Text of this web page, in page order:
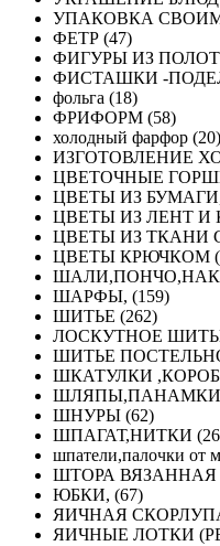
УПАКОВКА
ФЕТР (47)
ФИГУРЫ ИЗ
ФИСТАШКИ -
фольга (18)
ФРИФОРМ (58)
холодный фарфор (20)
ИЗГОТОВЛЕНИЕ
ЦВЕТОЧНЫЕ
ЦВЕТЫ ИЗ БУМАГИ,
ЦВЕТЫ ИЗ ЛЕНТ И
ЦВЕТЫ ИЗ ТКАНИ
ЦВЕТЫ КРЮЧКОМ
ШАРФЫ, (159)
ШИТЬЕ (262)
ЛОСКУТНОЕ
ШИТЬЕ
ШКАТУЛКИ
ШНУРЫ (62)
ШПАГАТ,НИТКИ
шпатели,палочки от
ШТОРА ВЯЗАННАЯ
ЮБКИ, (67)
ЯИЧНАЯ
ЯИЧНЫЕ ЛОТКИ